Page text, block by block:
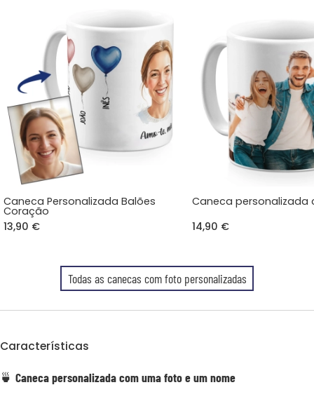
Caneca Personalizada Balões
Coração
13,90 €
Caneca
14,90 €
Todas as canecas com foto personalizadas
Características
🍵 Caneca personalizada com uma foto e um nome